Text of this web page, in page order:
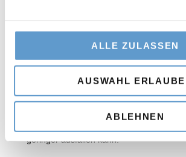
ALLE ZULASSEN
AUSWAHL
ABLEHNEN
überdurchschnittlichen Wert von rd.
Nach Analysen von Aengevelt Research
Fertigstellungsvolumen 2025 mit
m² wieder unter das Dekadenniveau
im Rahmen der gesamtwirtschaftlichen
geringer ausfallen kann.